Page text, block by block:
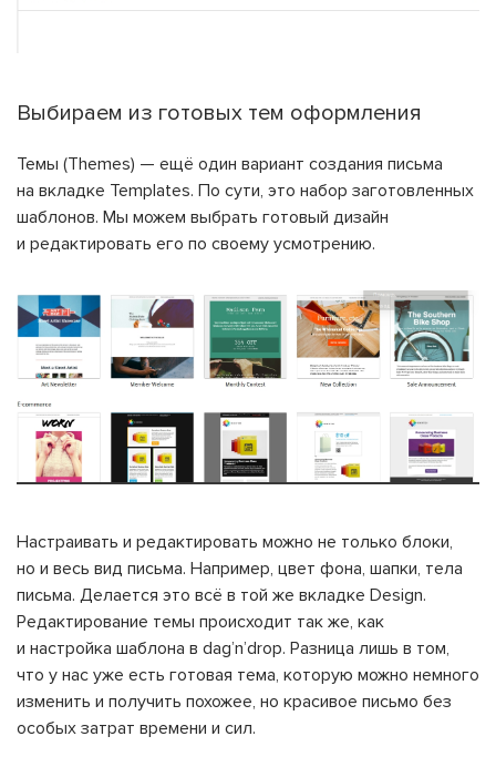
Выбираем из готовых тем оформления
Темы (Themes) — ещё один вариант создания письма
на вкладке Templates. По сути, это набор заготовленных
шаблонов. Мы можем выбрать готовый дизайн
и редактировать его по своему усмотрению.
Настраивать и редактировать можно не только блоки,
но и весь вид письма. Например, цвет фона, шапки, тела
письма. Делается это всё в той же вкладке Design.
Редактирование темы происходит так же, как
и настройка шаблона в dag’n’drop. Разница лишь в том,
что у нас уже есть готовая тема, которую можно немного
изменить и получить похожее, но красивое письмо без
особых затрат времени и сил.